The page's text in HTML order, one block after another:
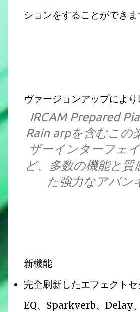
ションをすることができま
ヴァージョンアップによ
IRCAM Prepared
Rain arpを含むこの
ザーインターフェ
ど、多数の機能と
た強力なアバン
新機能
完全刷新したエフェク
EQ、Sparkverb、Delay